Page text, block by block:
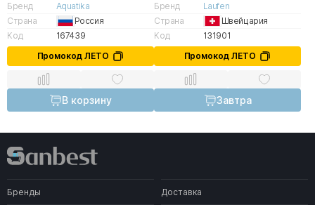
Бренд
Aquatika
Страна
Россия
Код
167439
Промокод ЛЕТО
В корзину
Бренд
Laufen
Страна
Швейцария
Код
131901
Промокод ЛЕТО
Завтра
Бренды Доставка